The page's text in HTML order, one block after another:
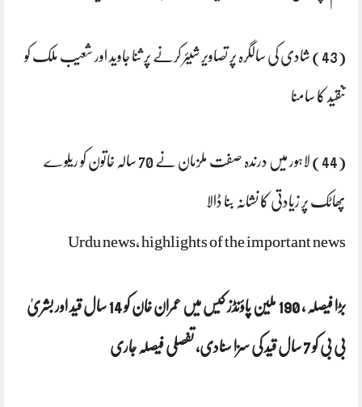
(43) شادی کی سالگرہ پر تصاویر شیئر کرنے پر ثنا جاوید اور شعیب ملک کو
تنقید کا سامنا
(44) لاہور میں درندہ صفت ملزمان نے 70 سالہ خاتون کو ریلوے
پھاٹک پر زیادتی کا نشانہ بنا ڈالا
Urdu news, highlights of the important news
بڑا فیصلہ ، 190 ملین پاؤنڈز کیس میں عمران خان کو 14 سال قید اور بشریٰ
بی بی کو 7 سال قید کی سزا سنادی، تفصلی فیصلہ جاری